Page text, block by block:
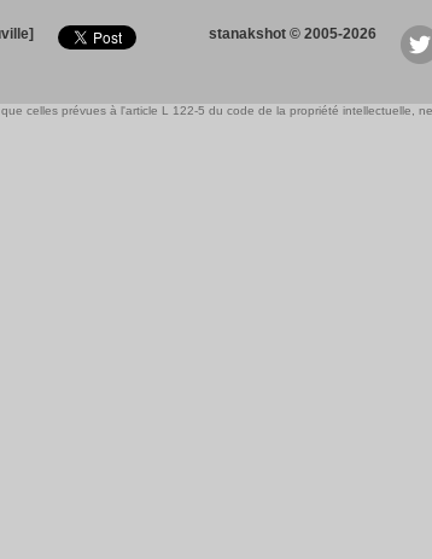
stanakshot © 2005-2026
celles prévues à l'article L 122-5 du code de la propriété intellectuelle,